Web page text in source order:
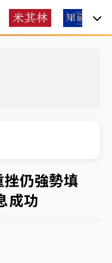
仲諒向法院聲請遭
上預約開賣一度塞車
抗告成功 今重開羈
3天 「紅到發紫」降
挫仍強勢填
成功